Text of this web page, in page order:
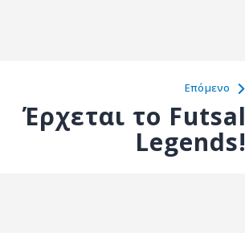
Eπόμενο
Έρχεται το Futsal
Legends!